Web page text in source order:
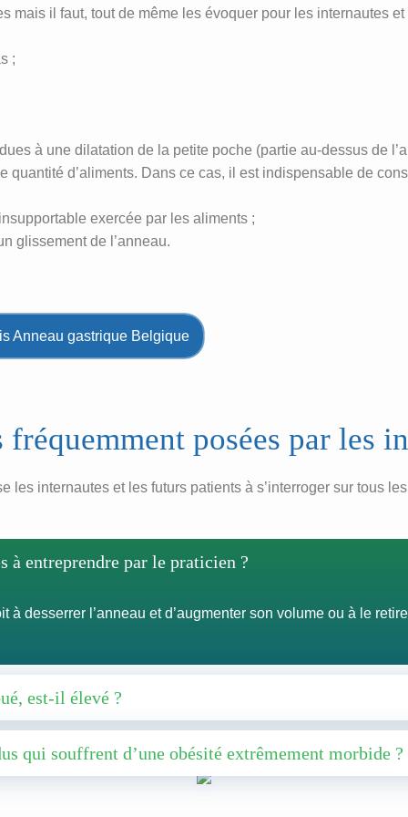
mais il faut, tout de même les évoquer pour les internautes
;
à une dilatation de la petite poche (partie au-dessus de
quantité d’aliments. Dans ce cas, il est indispensable de
exercée par les aliments ;
glissement de l’anneau.
Anneau gastrique Belgique
posées par les
internautes et les futurs patients à s’interroger sur tous
à entreprendre par le praticien ?
desserrer l’anneau et d’augmenter son volume ou à le
est-il élevé ?
qui souffrent d’une obésité extrêmement morbide ?